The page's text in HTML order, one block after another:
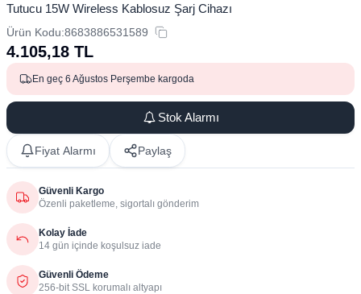
Tutucu 15W Wireless Kablosuz Şarj Cihazı
Ürün Kodu:8683886531589
4.105,18 TL
En geç 6 Ağustos Perşembe kargoda
Stok Alarmı
Fiyat Alarmı Paylaş
Güvenli Kargo
Özenli paketleme, sigortalı gönderim
Kolay İade
14 gün içinde koşulsuz iade
Güvenli Ödeme
256-bit SSL korumalı altyapı